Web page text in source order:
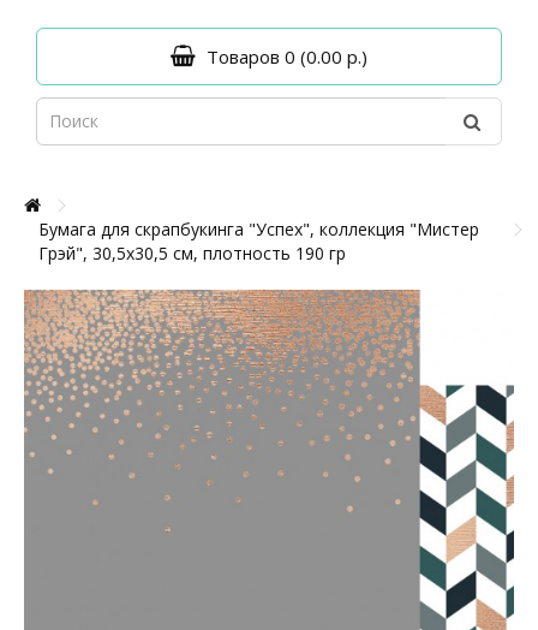
Товаров 0 (0.00 р.)
Бумага для скрапбукинга "Успех", коллекция "Мистер
Грэй", 30,5х30,5 см, плотность 190 гр